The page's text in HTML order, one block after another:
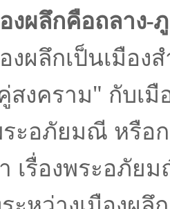
งผลึกคือถลาง-
งผลึกเป็นเมือง
สงคราม" กับเมื
ระอภัยมณี หรือ
เรื่องพระอภัย